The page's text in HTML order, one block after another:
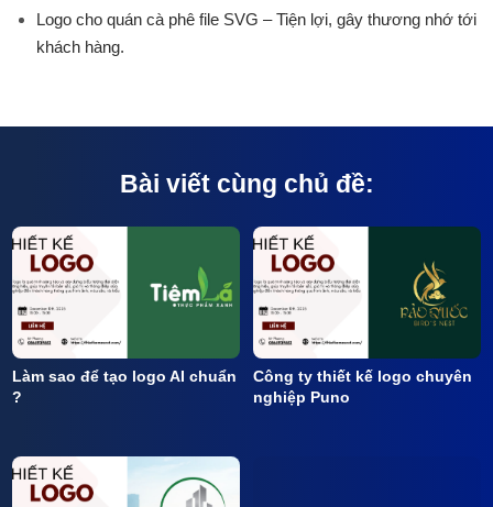
Logo cho quán cà phê file SVG – Tiện lợi, gây thương nhớ tới
khách hàng.
Bài viết cùng chủ đề:
Làm sao để tạo logo AI chuẩn
?
Công ty thiết kế logo chuyên
nghiệp Puno